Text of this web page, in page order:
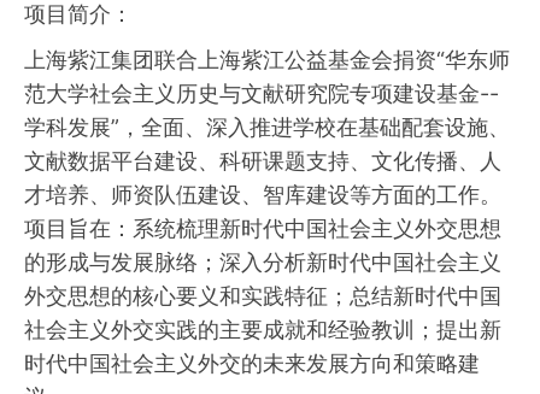
项目简介：
上海紫江集团联合上海紫江公益基金会捐资“华东师
范大学社会主义历史与文献研究院专项建设基金--
学科发展”，全面、深入推进学校在基础配套设施、
文献数据平台建设、科研课题支持、文化传播、人
才培养、师资队伍建设、智库建设等方面的工作。
项目旨在：系统梳理新时代中国社会主义外交思想
的形成与发展脉络；深入分析新时代中国社会主义
外交思想的核心要义和实践特征；总结新时代中国
社会主义外交实践的主要成就和经验教训；提出新
时代中国社会主义外交的未来发展方向和策略建